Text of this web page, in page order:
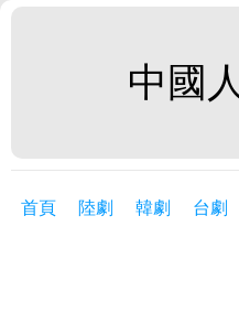
中國
首頁 陸劇 韓劇 台劇